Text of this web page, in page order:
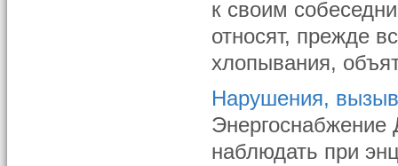
к своим
относят, прежде
хлопывания,
Нарушения,
Энергоснабжение
наблюдать при